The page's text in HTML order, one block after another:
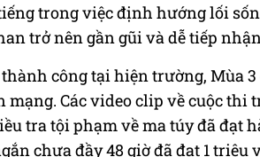
trong việc định hướng lối
trở nên gần gũi và dễ tiếp
công tại hiện trường, Mùa
mạng. Các video clip về cuộc thi
tra tội phạm về ma túy đã đạt
chưa đầy 48 giờ đã đạt 1